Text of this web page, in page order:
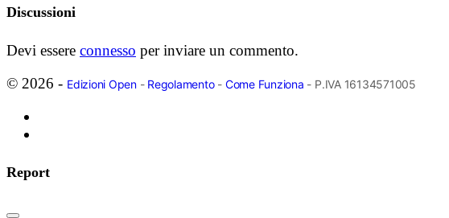
Discussioni
Devi essere connesso per inviare un commento.
© 2026 - Edizioni Open- Regolamento- Come Funziona - P.IVA 16134571005
Report